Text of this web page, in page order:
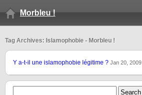
Morbleu !
Tag Archives: Islamophobie - Morbleu !
Y a-t-il une islamophobie légitime ? Jan 20, 2009